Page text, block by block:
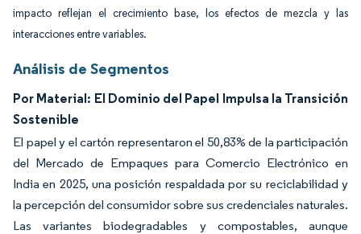
impacto reflejan el crecimiento base, los efectos de mezcla y las
interacciones entre variables.
Análisis de Segmentos
Por Material: El Dominio del Papel Impulsa la Transición
Sostenible
El papel y el cartón representaron el 50,83% de la participación
del Mercado de Empaques para Comercio Electrónico en
India en 2025, una posición respaldada por su reciclabilidad y
la percepción del consumidor sobre sus credenciales naturales.
Las variantes biodegradables y compostables, aunque